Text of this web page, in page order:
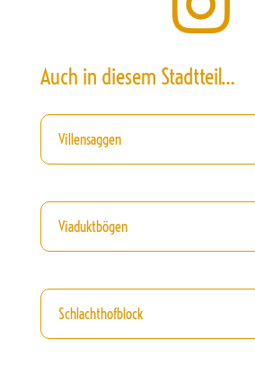
Auch in diesem Stadtteil…
Villensaggen
Viaduktbögen
Schlachthofblock